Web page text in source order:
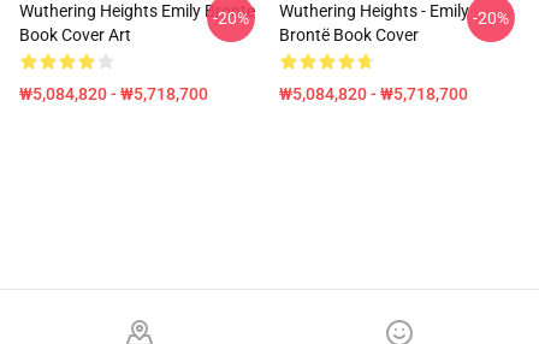
Wuthering Heights Emily Bronte
Book Cover Art
₩5,084,820 - ₩5,718,700
-20%
Wuthering Heights - Emily
Brontë Book Cover
₩5,084,820 - ₩5,718,700
-20%